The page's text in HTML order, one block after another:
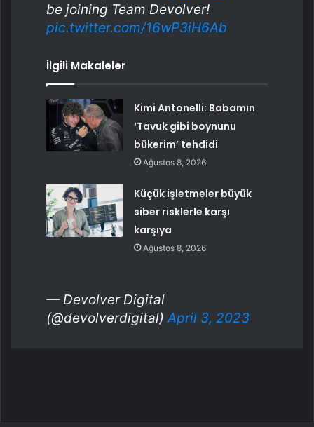
be joining Team Devolver!
pic.twitter.com/16wP3iH6Ab
İlgili Makaleler
Kimi Antonelli: Babamın
‘Tavuk gibi boynunu
bükerim’ tehdidi
Ağustos 8, 2026
Küçük işletmeler büyük
siber risklerle karşı
karşıya
Ağustos 8, 2026
— Devolver Digital
(@devolverdigital)April 3, 2023